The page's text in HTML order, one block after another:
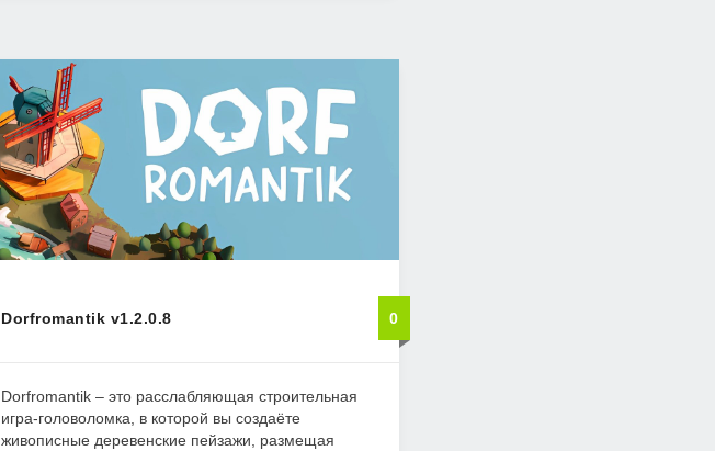
Dorfromantik v1.2.0.8 0
Dorfromantik – это расслабляющая строительная
игра-головоломка, в которой вы создаёте
живописные деревенские пейзажи, размещая